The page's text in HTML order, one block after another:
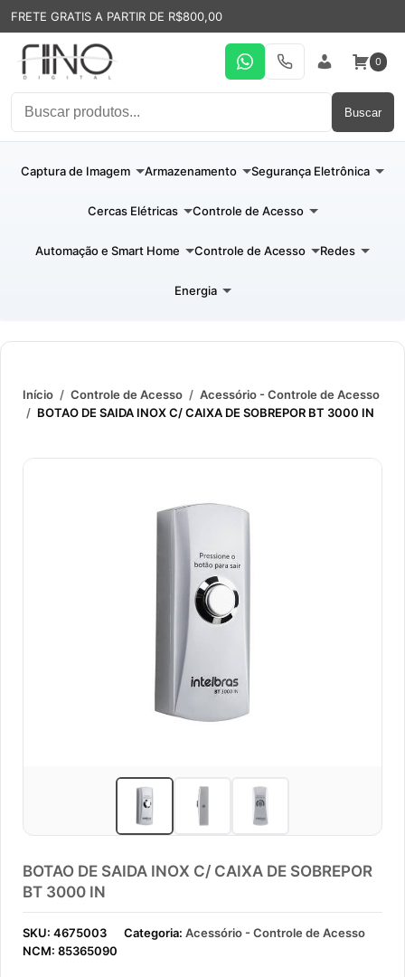
FRETE GRATIS A PARTIR DE R$800,00
Buscar
WhatsApp19 31994110
Entrar
0
Captura de Imagem Armazenamento Segurança Eletrônica
Cercas Elétricas Controle de Acesso
Automação e Smart Home Controle de Acesso Redes
Energia
Início / Controle de Acesso / Acessório - Controle de Acesso
/ BOTAO DE SAIDA INOX C/ CAIXA DE SOBREPOR BT 3000 IN
BOTAO DE SAIDA INOX C/ CAIXA DE SOBREPOR
BT 3000 IN
SKU: 4675003 Categoria: Acessório - Controle de Acesso
NCM: 85365090